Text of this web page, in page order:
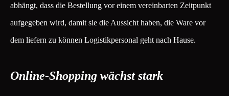
abhängt, dass die Bestellung vor einem vereinbarten Zeitpunkt
aufgegeben wird, damit sie die Aussicht haben, die Ware vor
dem liefern zu können Logistikpersonal geht nach Hause.
Online-Shopping wächst stark